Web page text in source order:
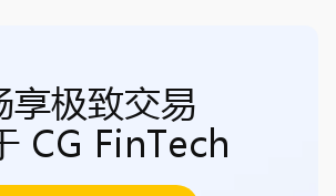
享极致交易
CG FinTech